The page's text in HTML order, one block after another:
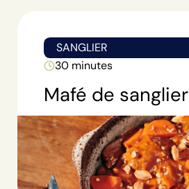
SANGLIER
30 minutes
Mafé de sanglier